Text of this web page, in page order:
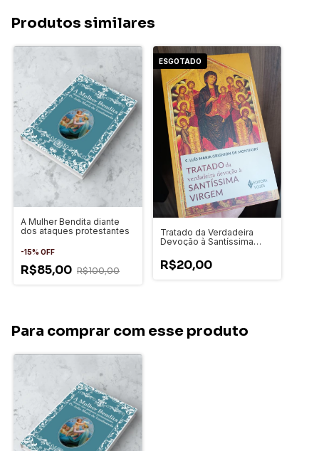
Produtos similares
A Mulher Bendita diante
dos ataques protestantes
-15% OFF
R$85,00 R$100,00
ESGOTADO
Tratado da Verdadeira
Devoção à Santíssima
R$20,00
Para comprar com esse produto